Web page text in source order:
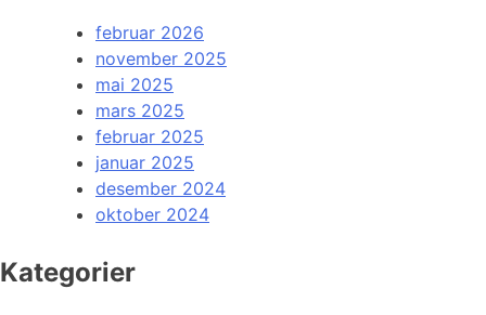
februar 2026
november 2025
mai 2025
mars 2025
februar 2025
januar 2025
desember 2024
oktober 2024
Kategorier